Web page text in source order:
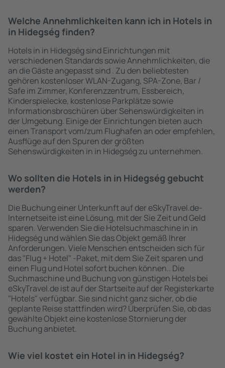
Welche Annehmlichkeiten kann ich in Hotels in
in Hidegség finden?
Hotels in in Hidegség sind Einrichtungen mit
verschiedenen Standards sowie Annehmlichkeiten, die
an die Gäste angepasst sind . Zu den beliebtesten
gehören kostenloser WLAN-Zugang, SPA-Zone, Bar /
Safe im Zimmer, Konferenzzentrum, Essbereich,
Kinderspielecke, kostenlose Parkplätze sowie
Informationsbroschüren über Sehenswürdigkeiten in
der Umgebung. Einige der Einrichtungen bieten auch
einen Transport vom/zum Flughafen an oder empfehlen,
Ausflüge auf den Spuren der größten
Sehenswürdigkeiten in in Hidegség zu unternehmen.
Wo sollten die Hotels in in Hidegség gebucht
werden?
Die Buchung einer Unterkunft auf der eSkyTravel.de-
Internetseite ist eine Lösung, mit der Sie Zeit und Geld
sparen. Verwenden Sie die Hotelsuchmaschine in in
Hidegség und wählen Sie das Objekt gemäß Ihrer
Anforderungen. Viele Menschen entscheiden sich für
das "Flug + Hotel" -Paket, mit dem Sie Zeit sparen und
einen Flug und Hotel sofort buchen können.. Die
Suchmaschine und Buchung von günstigen Hotels bei
eSkyTravel.de ist auf der Startseite auf der Registerkarte
"Hotels" verfügbar. Sie sind nicht ganz sicher, ob die
geplante Reise stattfinden wird? Überprüfen Sie, ob das
gewählte Objekt eine kostenlose Stornierung der
Buchung anbietet.
Wie viel kostet ein Hotel in in Hidegség?